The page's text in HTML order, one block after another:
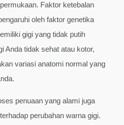
Faktor ketebalan
oleh faktor genetika
gigi yang tidak putih
Anda tidak sehat atau kotor,
variasi anatomi normal yang
penuaan yang alami juga
perubahan warna gigi.